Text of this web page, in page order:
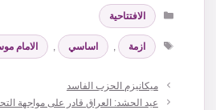
التصنيفات
الافتتاحية
الوسوم
ازمة , اساسي , الامام
ميكانيزم الحزب الفاسد
عيد الحشد: العراق قادر على مواجهة